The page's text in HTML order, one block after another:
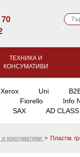
ТЕХНИКА И
КОНСУМАТИВИ
Xerox Uni
Fiorello Info
SAX AD CLASS
консумативи > Пластм.